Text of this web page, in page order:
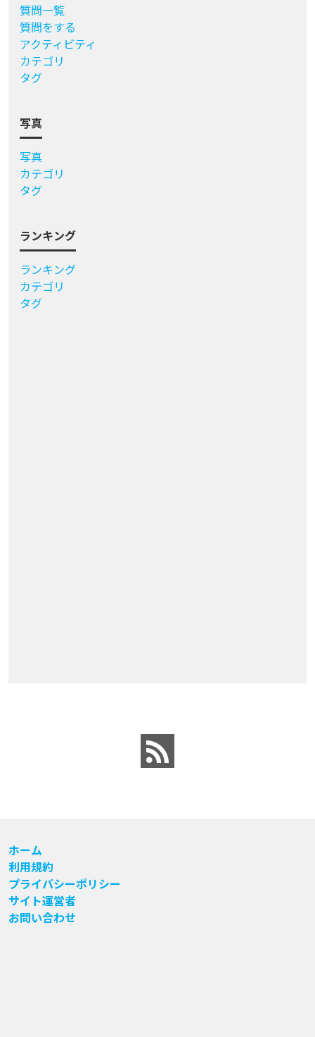
質問一覧
質問をする
アクティビティ
カテゴリ
タグ
写真
写真
カテゴリ
タグ
ランキング
ランキング
カテゴリ
タグ
ホーム
利用規約
プライバシーポリシー
サイト運営者
お問い合わせ